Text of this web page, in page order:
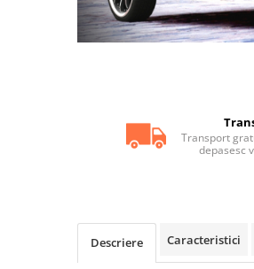
Statii radio CB
Suspensii auto
Transport
depasesc
Descriere Caracteristici